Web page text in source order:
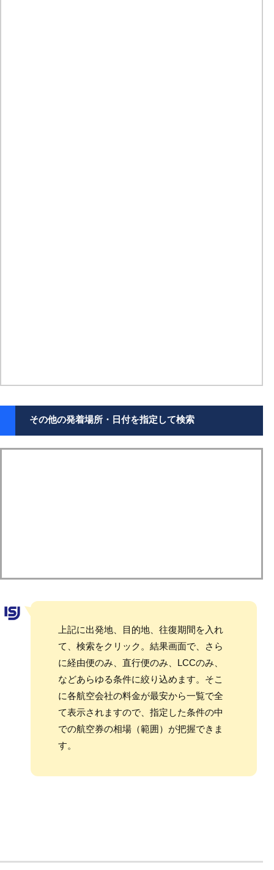
その他の発着場所・日付を指定して検索
上記に出発地、目的地、往復期間を入れ
て、検索をクリック。結果画面で、さら
に経由便のみ、直行便のみ、LCCのみ、
などあらゆる条件に絞り込めます。そこ
に各航空会社の料金が最安から一覧で全
て表示されますので、指定した条件の中
での航空券の相場（範囲）が把握できま
す。
Prev